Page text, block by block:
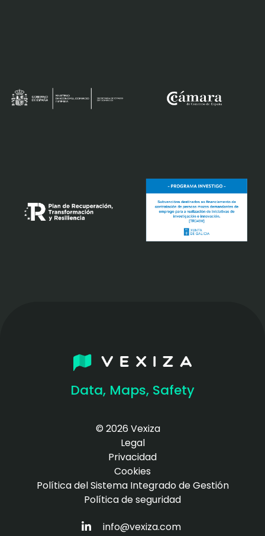
Data, Maps, Safety
© 2026 Vexiza
Legal
Privacidad
Cookies
Política del Sistema Integrado de Gestión
Política de seguridad
HTTPS://WWW.LINKEDIN.COM/
info@vexiza.com